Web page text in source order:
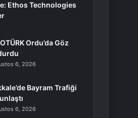
Ethos Technologies
Ordu’da Göz
6, 2026
Bayram Trafiği
6, 2026